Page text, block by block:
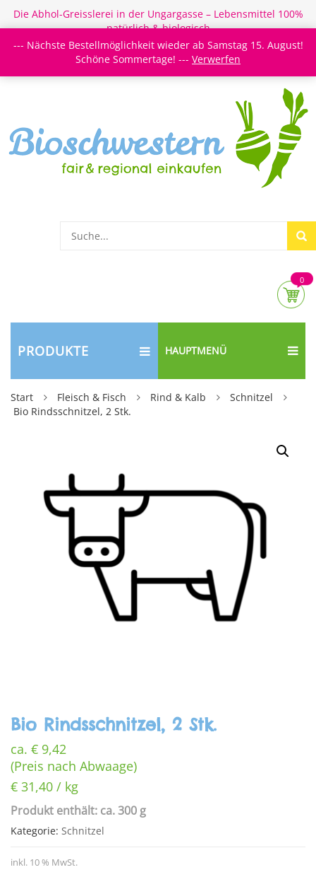
Die Abhol-Greisslerei in der Ungargasse – Lebensmittel 100%
natürlich & biologisch
Login/Register Newsletter Meine Merkzettel
0
PRODUKTE HAUPTMENÜ
Start Fleisch & Fisch Rind & Kalb
Schnitzel
Bio Rindsschnitzel, 2 Stk.
Bio Rindsschnitzel, 2 Stk.
ca. € 9,42
(Preis nach Abwaage)
€ 31,40 / kg
Produkt enthält: ca. 300 g
Kategorie: Schnitzel
inkl. 10 % MwSt.
--- Nächste Bestellmöglichkeit wieder ab Samstag 15. August!
Schöne Sommertage! --- Verwerfen